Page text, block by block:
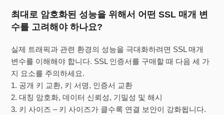
최대로 암호화된 성능을 위해서 어떤 SSL 매개 변
수를 고려해야 하나요?
실제 트래픽과 관련 환경의 성능을 극대화하려면 SSL 매개
변수를 이해해야 합니다. SSL 인증서를 구매할 때 다음 세 가
지 요소를 주의하세요.
1. 공개 키 교환, 키 서명, 인증서 교환
2. 대칭 암호화, 데이터 신뢰성, 기밀성 및 해시
3. 키 사이즈 – 키 사이즈가 클수록 연결 보안이 강화됩니다.